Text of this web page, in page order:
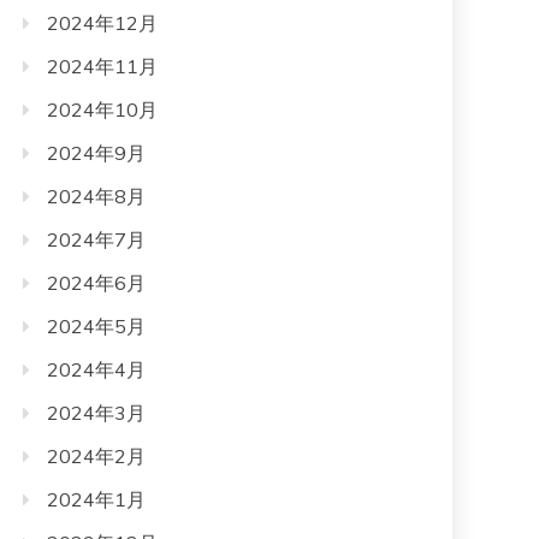
2024年12月
2024年11月
2024年10月
2024年9月
2024年8月
2024年7月
2024年6月
2024年5月
2024年4月
2024年3月
2024年2月
2024年1月